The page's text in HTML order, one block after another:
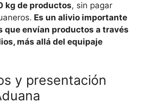
kg de productos, sin pagar
Es un alivio importante
que envían productos a través
más allá del equipaje
y presentación